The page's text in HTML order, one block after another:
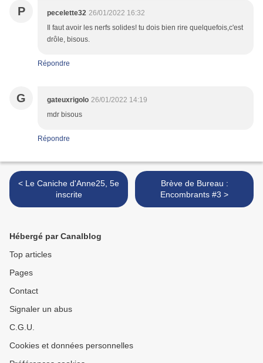
P pecelette32 26/01/2022 16:32
Il faut avoir les nerfs solides! tu dois bien rire quelquefois,c'est
drôle, bisous.
Répondre
G gateuxrigolo 26/01/2022 14:19
mdr bisous
Répondre
< Le Caniche d'Anne25, 5e
inscrite
Brève de Bureau :
Encombrants #3 >
Hébergé par Canalblog
Top articles
Pages
Contact
Signaler un abus
C.G.U.
Cookies et données personnelles